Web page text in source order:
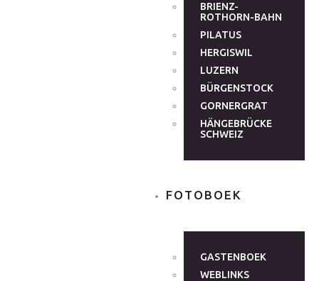
BRIENZ-
ROTHORN-BAHN
PILATUS
HERGISWIL
LUZERN
BÜRGENSTOCK
GORNERGRAT
HÄNGEBRÜCKE
SCHWEIZ
FOTOBOEK
GASTENBOEK
WEBLINKS